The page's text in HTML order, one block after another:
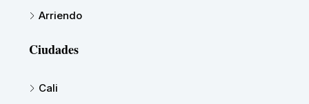
Arriendo
Ciudades
Cali